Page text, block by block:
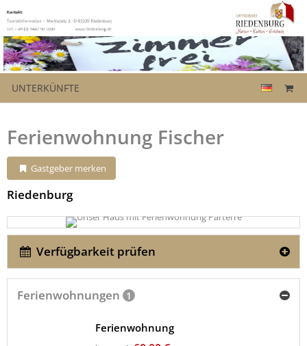
UNTERKÜNFTE
Ferienwohnung Fischer
Gastgeber merken
Riedenburg
Verfügbarkeit prüfen
Ferienwohnungen 1
Ferienwohnung